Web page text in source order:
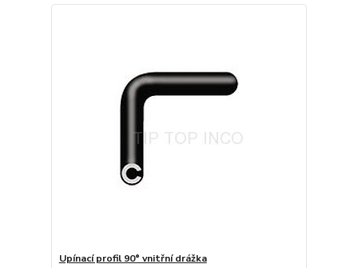
Upínací profil 90° vnitřní drážka